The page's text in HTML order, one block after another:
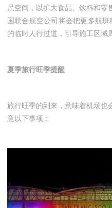
尺空间，以扩大食品、饮料和零
国联合航空公司将会把更多航
的临时人行过道，引导施工区域
夏季旅行旺季提醒
旅行旺季的到来，意味着机场也
意以下事项：